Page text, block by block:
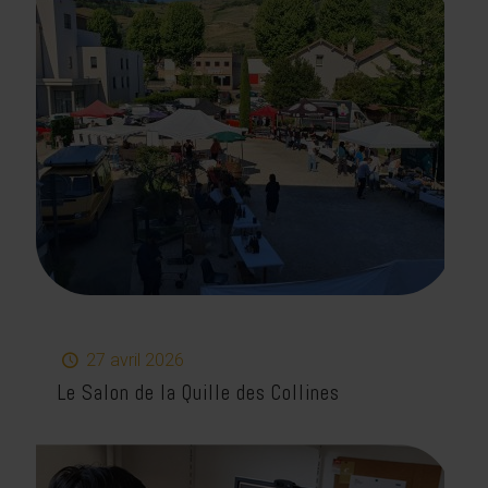
27 avril 2026
Le Salon de la Quille des Collines